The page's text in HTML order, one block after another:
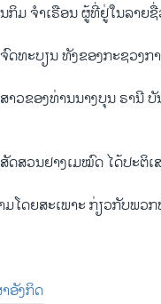
ມ ຈຳ​ເຣືອນ ຜູ້​ທີ່ຢູ່​ໃນ​ລາຍ​
ທະບຽນ ທັງຂອງກະຊວງກ
ວ​ຂອງທ່ານນາງບຸນ ຣານີ ບັ
ສວນ​ຢາງ​ເມ​ໝົດ ​ໄດ້​ປະຕິ
ໂດຍ​ສະ​ເພາະ ກ່ຽວ​ກັບພວ
ອັງກິດ